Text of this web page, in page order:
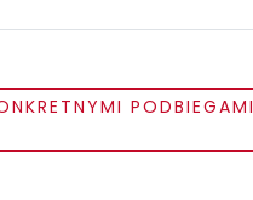
PODBIEGAMI